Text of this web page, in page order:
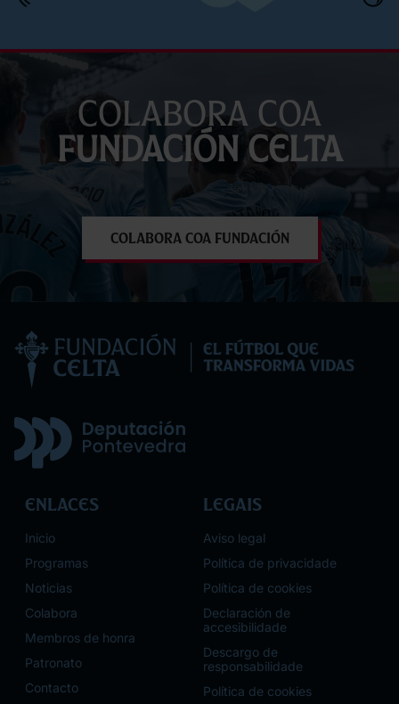
Colabora coa
Fundación Celta
Colabora coa Fundación
Enlaces
Inicio
Programas
Noticias
Colabora
Membros de honra
Patronato
Contacto
Legais
Aviso legal
Política de privacidade
Política de cookies
Declaración de
accesibilidade
Descargo de
responsabilidade
Política de cookies